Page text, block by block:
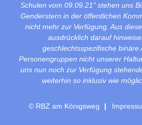
Schulen vom 09.09.21" stehen uns
Genderstern in der öffentlichen
nicht mehr zur Verfügung. Aus
ausdrücklich darauf
geschlechtsspezifische binäre
Personengruppen nicht unserer
uns nun noch zur Verfügung
weiterhin so inklusiv wie
© RBZ am Königsweg